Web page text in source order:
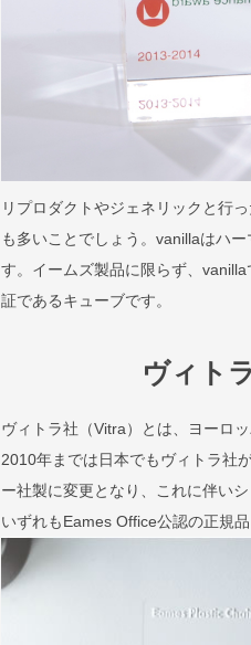
リプロダクトやジェネリックと行
も多いことでしょう。vanillaはハ
す。イームズ製品に限らず、
証であるキューブです。
ヴィト
ヴィトラ社（Vitra）とは、ヨーロ
2010年までは日本でもヴィトラ社
ー社製に変更となり、これに伴い
いずれもEames Office公認の正規